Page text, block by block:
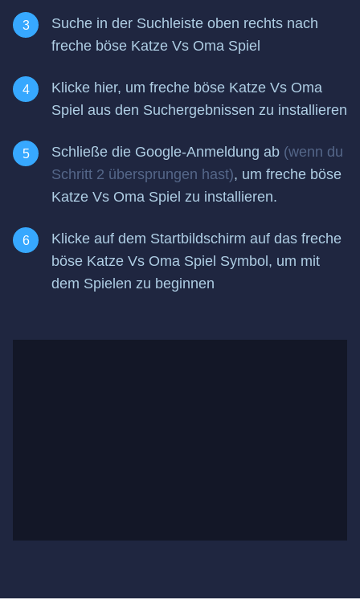
Suche in der Suchleiste oben rechts nach
freche böse Katze Vs Oma Spiel
Klicke hier, um freche böse Katze Vs Oma
Spiel aus den Suchergebnissen zu installieren
Schließe die Google-Anmeldung ab (wenn du
Schritt 2 übersprungen hast), um freche böse
Katze Vs Oma Spiel zu installieren.
Klicke auf dem Startbildschirm auf das freche
böse Katze Vs Oma Spiel Symbol, um mit
dem Spielen zu beginnen